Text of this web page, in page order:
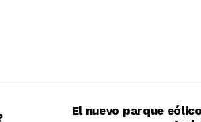
El nuevo parque